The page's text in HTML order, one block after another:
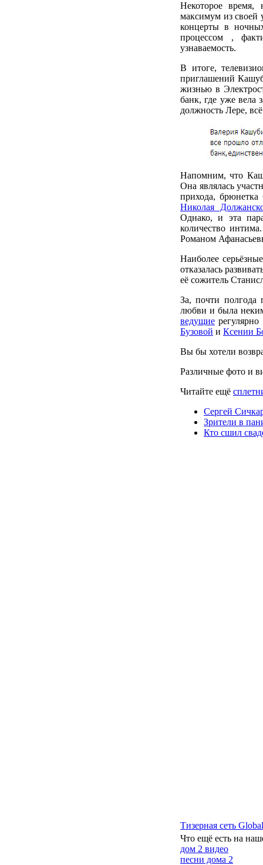
Некоторое время,
максимум из своей
концерты в
процессом ,
узнаваемость.
В итоге,
приглашений
жизнью в
банк, где уже вела
должность Лере,
Напомним, что
Она являлась
прихода,
Николая
Однако, и эта
количество
Романом
Наиболее
отказалась
её сожитель
За, почти полгода
любви и была
ведущие
Бузовой и Ксении
Вы бы хотели
Различные фото и
Читайте ещё
Сергей
Зрители в
Кто сшил
Тизерная сеть
Что ещё есть на
дом 2 видео
песни дома 2